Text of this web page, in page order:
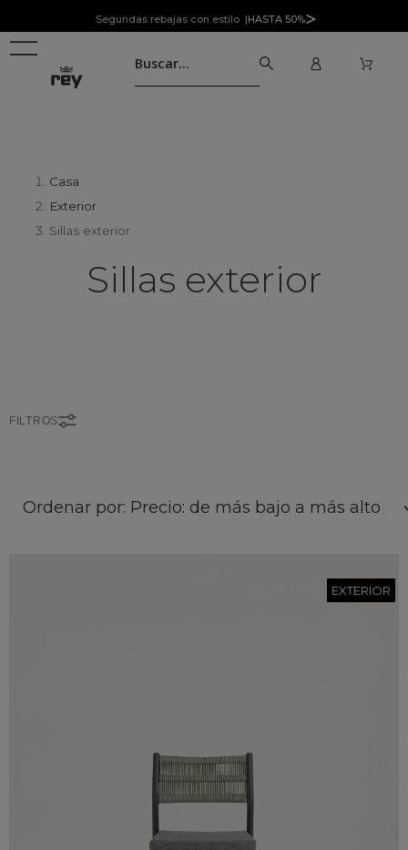
Segundas rebajas con estilo |HASTA 50%
Casa
Exterior
Sillas exterior
Sillas exterior
FILTROS
Ordenar por: Precio: de más bajo a más alto
EXTERIOR